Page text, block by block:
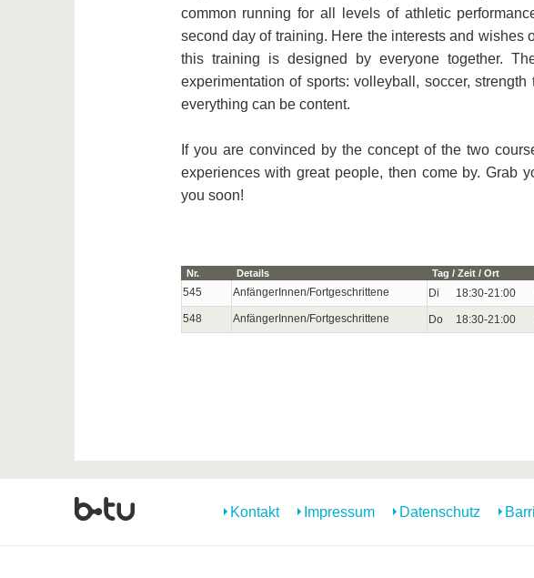
common running for all levels of athletic
second day of training. Here the interests and wishes
this training is designed by everyone together.
experimentation of sports: volleyball, soccer,
everything can be content.
If you are convinced by the concept of the two
experiences with great people, then come by. Grab
you soon!
Nr. Details Tag / Zeit / Ort
545 AnfängerInnen/Fortgeschrittene Di 18:30-21:00
548 AnfängerInnen/Fortgeschrittene Do 18:30-21:00
Kontakt Impressum Datenschutz